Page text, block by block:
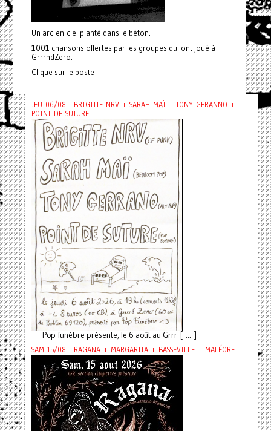
Un arc-en-ciel planté dans le béton.
1001 chansons offertes par les groupes qui ont joué à
GrrrndZero.
Clique sur le poste !
JEU 06/08 : BRIGITTE NRV + SARAH-MAÏ + TONY GERANNO +
POINT DE SUTURE
Pop funèbre présente, le 6 août au Grrr [ ... ]
SAM 15/08 : RAGANA + MARGARITA + BASSEVILLE + MALÉORE